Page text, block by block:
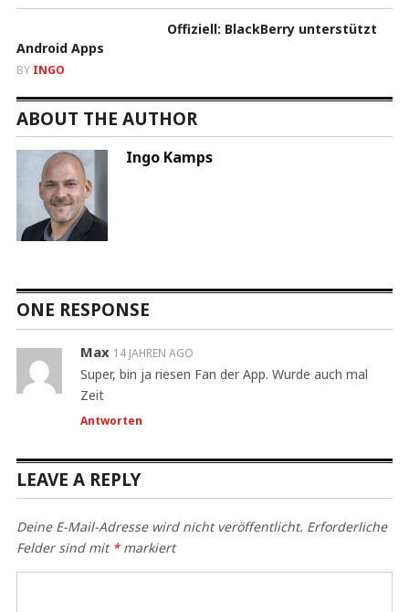
Offiziell: BlackBerry unterstützt
Android Apps
BY INGO
ABOUT THE AUTHOR
Ingo Kamps
ONE RESPONSE
Max 14 JAHREN AGO
Super, bin ja riesen Fan der App. Wurde auch mal
Zeit
Antworten
LEAVE A REPLY
Deine E-Mail-Adresse wird nicht veröffentlicht. Erforderliche
Felder sind mit *markiert